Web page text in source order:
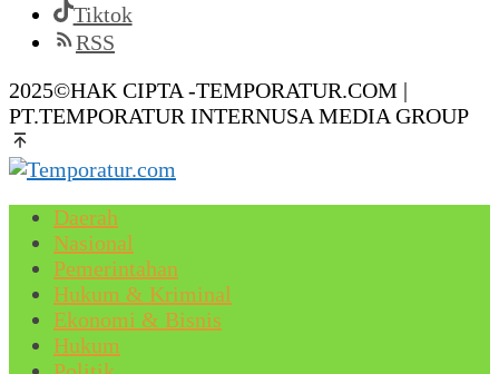
Tiktok
RSS
2025©HAK CIPTA -TEMPORATUR.COM |
PT.TEMPORATUR INTERNUSA MEDIA GROUP
Daerah
Nasional
Pemerintahan
Hukum & Kriminal
Ekonomi & Bisnis
Hukum